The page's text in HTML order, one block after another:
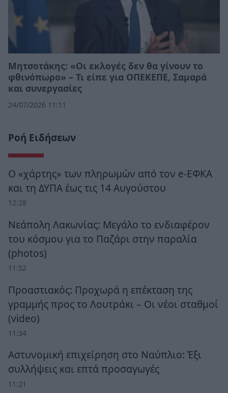
Μητσοτάκης: «Οι εκλογές δεν θα γίνουν το
φθινόπωρο» – Τι είπε για ΟΠΕΚΕΠΕ, Σαμαρά
και συνεργασίες
24/07/2026 11:11
Ροή Ειδήσεων
Ο «χάρτης» των πληρωμών από τον e-ΕΦΚΑ
και τη ΔΥΠΑ έως τις 14 Αυγούστου
12:28
Νεάπολη Λακωνίας: Μεγάλο το ενδιαφέρον
του κόσμου για το Παζάρι στην παραλία
(photos)
11:52
Προαστιακός: Προχωρά η επέκταση της
γραμμής προς το Λουτράκι – Οι νέοι σταθμοί
(video)
11:34
Αστυνομική επιχείρηση στο Ναύπλιο: Έξι
συλλήψεις και επτά προσαγωγές
11:21